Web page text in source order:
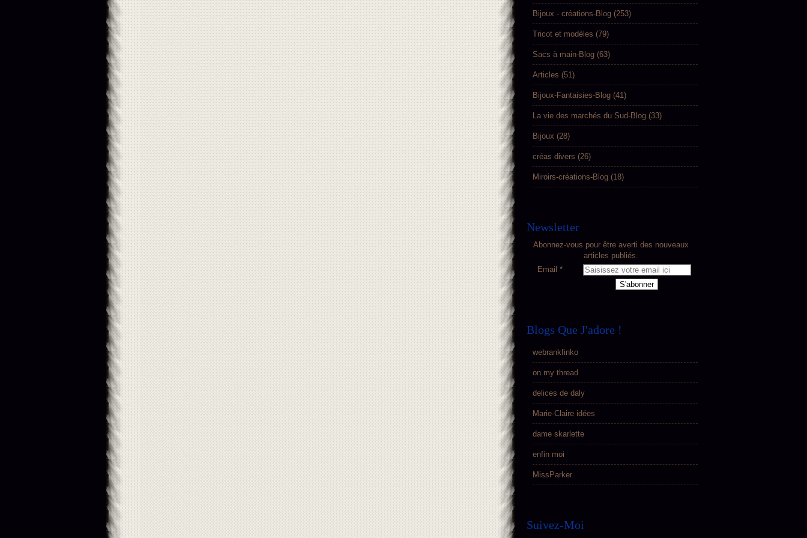
Bijoux - créations-Blog (253)
Tricot et modèles (79)
Sacs à main-Blog (63)
Articles (51)
Bijoux-Fantaisies-Blog (41)
La vie des marchés du Sud-Blog (33)
Bijoux (28)
créas divers (26)
Miroirs-créations-Blog (18)
Newsletter
Abonnez-vous pour être averti des nouveaux
articles publiés.
Email
Blogs Que J'adore !
webrankfinko
on my thread
delices de daly
Marie-Claire idées
dame skarlette
enfin moi
MissParker
Suivez-Moi